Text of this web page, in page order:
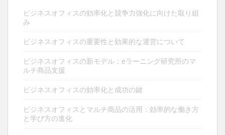
ビジネスオフィスの効率化と競争力強化に向けた取り組
み
ビジネスオフィスの重要性と効果的な運営について
ビジネスオフィスの新モデル：eラーニング研究所のマ
ルチ商品支援
ビジネスオフィスの効率化と成功の鍵
ビジネスオフィスとマルチ商品の活用：効率的な働き方
と学び方の進化